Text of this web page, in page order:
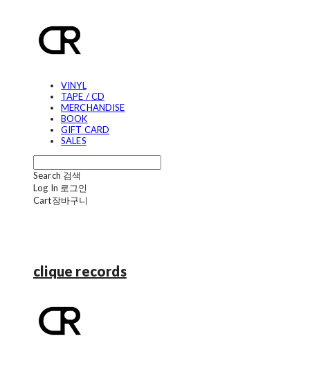
VINYL
TAPE / CD
MERCHANDISE
BOOK
GIFT CARD
SALES
Search 검색
Log In 로그인
Cart장바구니
clique records